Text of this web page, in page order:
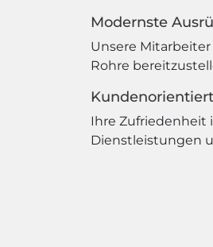
Modernste
Unsere
Rohre
Ihre Zufriedenheit
Dienstleistungen